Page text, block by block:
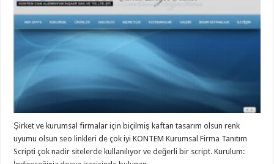
Şirket ve kurumsal firmalar için biçilmiş kaftan tasarım olsun renk
uyumu olsun seo linkleri de çok iyi KONTEM Kurumsal Firma Tanıtım
Scripti çok nadir sitelerde kullanılıyor ve değerli bir script. Kurulum: